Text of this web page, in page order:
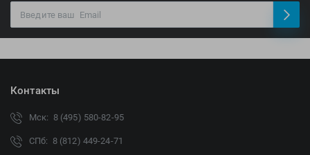
Контакты
Мск: 8 (495) 580-82-95
СПб: 8 (812) 449-24-71